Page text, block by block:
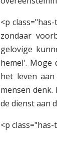
<p
zondaar
gelovige
hemel'. Moge
het leven
mensen
de dienst aan
<p